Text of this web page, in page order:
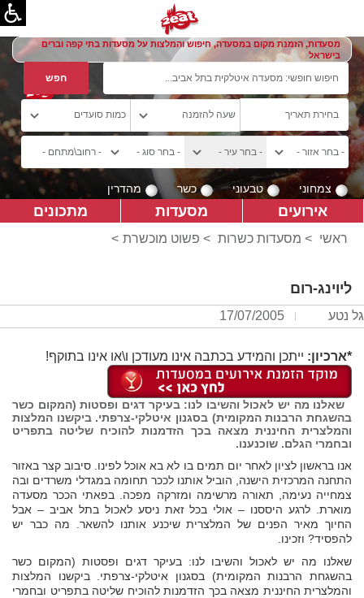
מסעדות, הזמנת מקום במסעדה, חיפוש והמלצות על מסעדות בתי קפה וברים
בישראל
צמחוני טבעוני כשר מהדרין
אירועים מסעדות מתכונים
ראשי > מסעדות כשרות > פשוט מוכשרת >
ליוינג-רום
גל נטע 17/07/2005
*ארכיון: ייתכן והמידע בכתבה אינו מעודכן ו\או אינו בתוקף!
שאלנו מה יש לאכול והשיבו לנו: בעיקר דגים ופסטות (המקום כשר
בהשגחת הרבנות המקומית) בסגנון איטלקי-צרפתי. ביקשנו המלצות
והמלצרית החיננית מצאה בכך הזדמנות להוכיח שליטה בתפריט
ובחמרי הגלם. שוכנענו.
אנו בראשון לציון לאחר יום תמים בו לא בא אוכל לפינו. סיבוב קצר באזור
התחנה המרכזית הישנה, הוביל אותנו לככר תחומה במגדלי משרדים ובה
צמחייה נעימה, תאורה מרשימה ומזרקה מפכה. בפאתי הככר מסעדה
מוארת. לרגע היססנו – אולי בכל זאת ניסע לאכול בתל אביב – אבל
החיוך מאיר הפנים של המלצרית שיכנע אותנו להשאר. מה כבר יש
להפסיד? וזכינו.
שאלנו מה יש לאכול והשיבו לנו: בעיקר דגים ופסטות (המקום כשר
בהשגחת הרבנות המקומית) בסגנון איטלקי-צרפתי. ביקשנו המלצות
והמלצרית החיננית מצאה בכך הזדמנות להוכיח שליטה בתפריט ובחמרי